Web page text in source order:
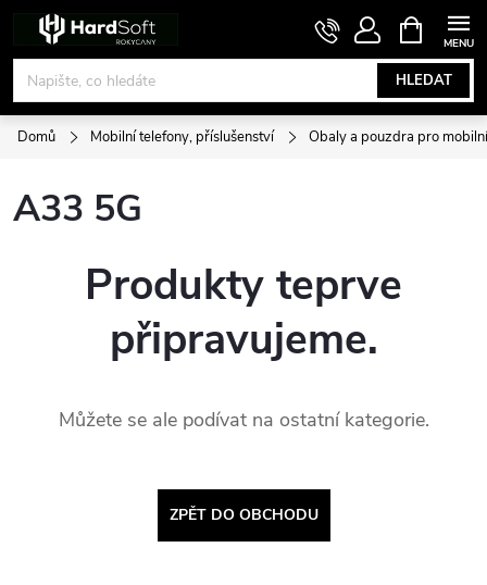
obsah
HLEDAT
NÁKUPNÍ
KOŠÍK
Domů Mobilní telefony, příslušenství Obaly a pouzdra pro
A33 5G
Produkty teprve
připravujeme.
Můžete se ale podívat na ostatní kategorie.
ZPĚT DO OBCHODU